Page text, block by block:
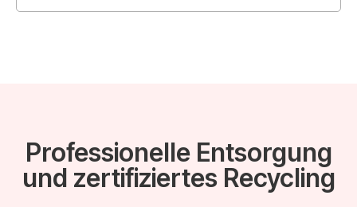
Professionelle Entsorgung
und zertifiziertes Recycling